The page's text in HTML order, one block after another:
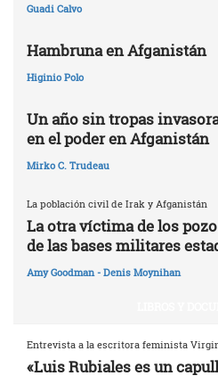
Guadi Calvo
Hambruna en Afganistán
Higinio Polo
Un año sin tropas
en el poder en Afganistán
Mirko C. Trudeau
La población civil de Irak y Afganistán
La otra víctima de los
de las bases militares
Amy Goodman - Denis Moynihan
Entrevista a la escritora feminista
«Luis Rubiales es un